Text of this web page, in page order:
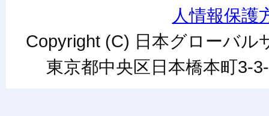
人情報保護
Copyright (C) 日本グローバル
東京都中央区日本橋本町3-